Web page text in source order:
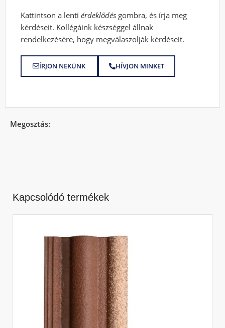
Kattintson a lentiérdeklődés gombra, és írja meg
kérdéseit. Kollégáink készséggel állnak
rendelkezésére, hogy megválaszolják kérdéseit.
ÍRJON NEKÜNK HÍVJON MINKET
Megosztás:
Kapcsolódó termékek